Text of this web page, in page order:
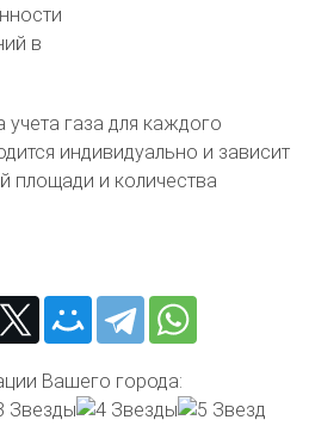
в
учета газа для каждого
индивидуально и зависит
площади и количества
Вашего города: